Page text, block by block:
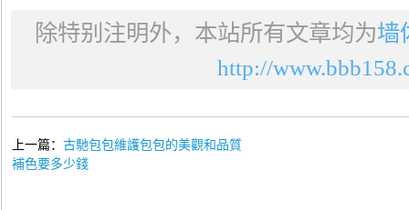
除特别注明外，本站所有文章均为墙
http://
上一篇： 古馳包包維護包包的美觀和品質
補色要多少錢